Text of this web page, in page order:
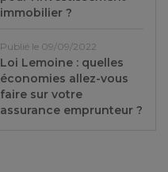
immobilier ?
Publié le 09/09/2022
Loi Lemoine : quelles
économies allez-vous
faire sur votre
assurance emprunteur ?